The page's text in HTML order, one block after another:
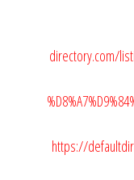
directory.com/
https://